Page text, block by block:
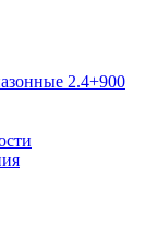
2.4+900